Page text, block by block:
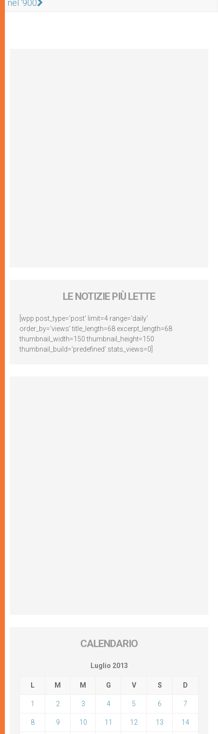
nel '900
LE NOTIZIE PIÙ LETTE
[wpp post_type='post' limit=4 range='daily'
order_by='views' title_length=68 excerpt_length=68
thumbnail_width=150 thumbnail_height=150
thumbnail_build='predefined' stats_views=0]
CALENDARIO
Luglio 2013
L M M G V S D
1 2 3 4 5 6 7
8 9 10 11 12 13 14